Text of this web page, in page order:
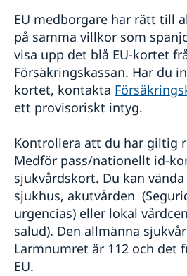
EU medborgare har rätt till
på samma villkor som
visa upp det blå EU-kortet
Försäkringskassan. Har du
kortet, kontakta
ett provisoriskt intyg.
Kontrollera att du har giltig
Medför pass/nationellt id-
sjukvårdskort. Du kan
sjukhus, akutvården
urgencias) eller lokal
salud). Den allmänna
Larmnumret är 112 och det
EU.